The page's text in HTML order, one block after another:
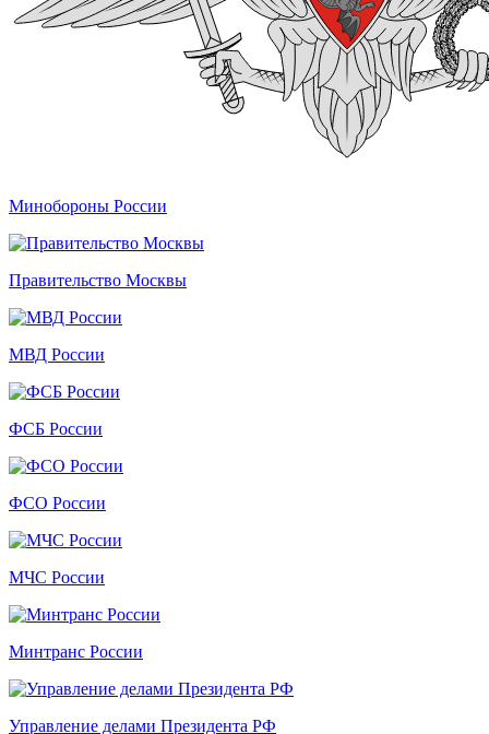
Минобороны России
Правительство Москвы
МВД России
ФСБ России
ФСО России
МЧС России
Минтранс России
Управление делами Президента РФ